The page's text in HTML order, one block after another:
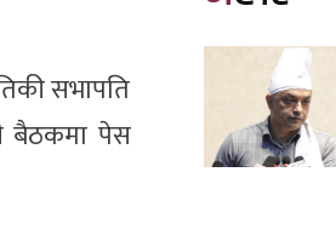
सभापति
बैठकमा पेस